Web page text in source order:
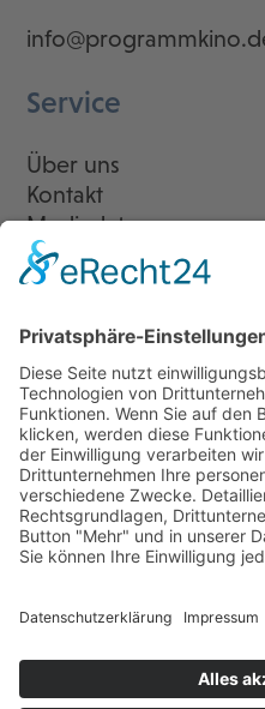
Service
Über uns
Kontakt
Mediadaten
Newsletter
LogIn
Legal
Impressum
Datenschutzerklärung
Cookie-Einstellungen
Programmkino.de richtet sich an
Geschlechts. Zur besseren